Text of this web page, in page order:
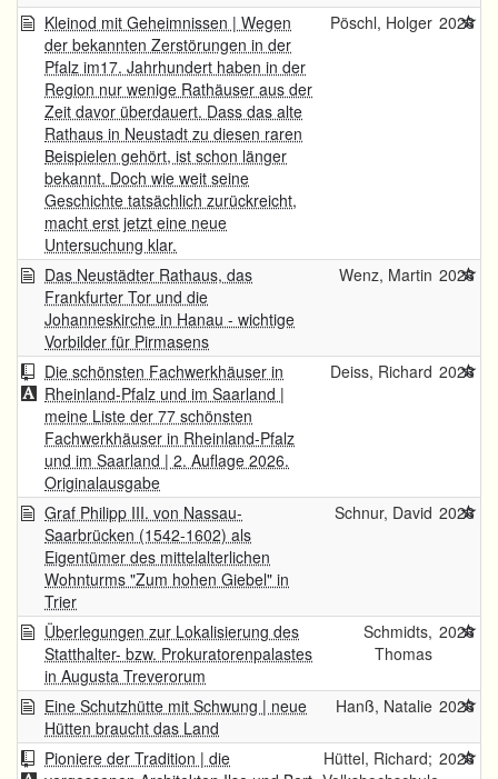
Kleinod mit Geheimnissen | Wegen
der bekannten Zerstörungen in der
Pfalz im17. Jahrhundert haben in der
Region nur wenige Rathäuser aus der
Zeit davor überdauert. Dass das alte
Rathaus in Neustadt zu diesen raren
Beispielen gehört, ist schon länger
bekannt. Doch wie weit seine
Geschichte tatsächlich zurückreicht,
macht erst jetzt eine neue
Untersuchung klar.
Pöschl, Holger 2026
Das Neustädter Rathaus, das
Frankfurter Tor und die
Johanneskirche in Hanau - wichtige
Vorbilder für Pirmasens
Wenz, Martin 2026
Die schönsten Fachwerkhäuser in
Rheinland-Pfalz und im Saarland |
meine Liste der 77 schönsten
Fachwerkhäuser in Rheinland-Pfalz
und im Saarland | 2. Auflage 2026.
Originalausgabe
Deiss, Richard 2026
Graf Philipp III. von Nassau-
Saarbrücken (1542-1602) als
Eigentümer des mittelalterlichen
Wohnturms "Zum hohen Giebel" in
Trier
Schnur, David 2026
Überlegungen zur Lokalisierung des
Statthalter- bzw. Prokuratorenpalastes
in Augusta Treverorum
Schmidts,
Thomas
2026
Eine Schutzhütte mit Schwung | neue
Hütten braucht das Land
Hanß, Natalie 2026
Pioniere der Tradition | die
Hüttel, Richard; 2026